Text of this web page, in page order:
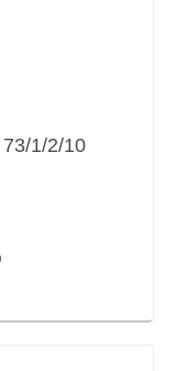
1/2/10